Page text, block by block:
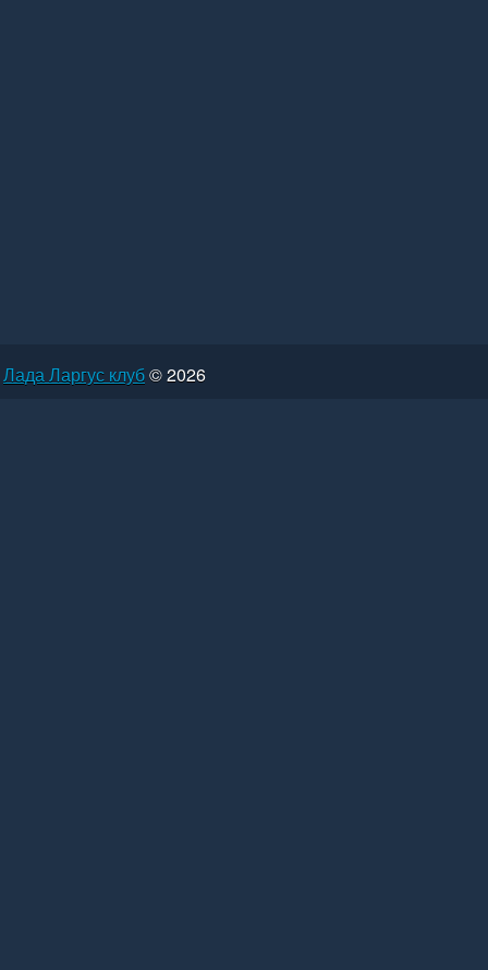
Лада Ларгус клуб© 2026